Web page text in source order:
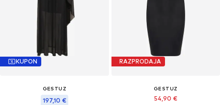
KUPON
GESTUZ
197,10 €
RAZPRODAJA
GESTUZ
54,90 €